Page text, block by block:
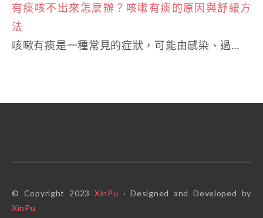
有痰咳不出來怎麼辦？咳嗽有痰的原因與舒緩方
法
咳嗽有痰是一種常見的症狀，可能由感染、過…
© Copyright 2023XinPu · Designed and Developed by
XinPu